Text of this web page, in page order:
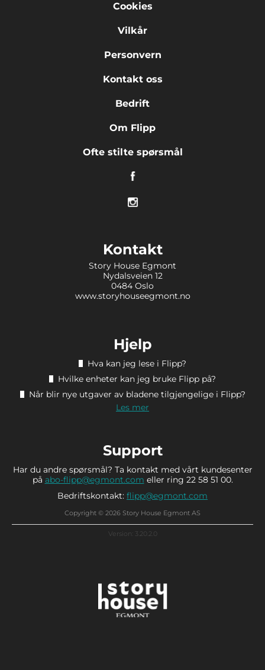
Cookies
Vilkår
Personvern
Kontakt oss
Bedrift
Om Flipp
Ofte stilte spørsmål
Kontakt
Story House Egmont
Nydalsveien 12
0484 Oslo
www.storyhouseegmont.no
Hjelp
Hva kan jeg lese i Flipp?
Hvilke enheter kan jeg bruke Flipp på?
Når blir nye utgaver av bladene tilgjengelige i Flipp?
Les mer
Support
Har du andre spørsmål? Ta kontakt med vårt kundesenter
på abo-flipp@egmont.com eller ring 22 58 51 00.
Bedriftskontakt: flipp@egmont.com
Copyright © 2026 Story House Egmont AS
Version: 3.20.2.0